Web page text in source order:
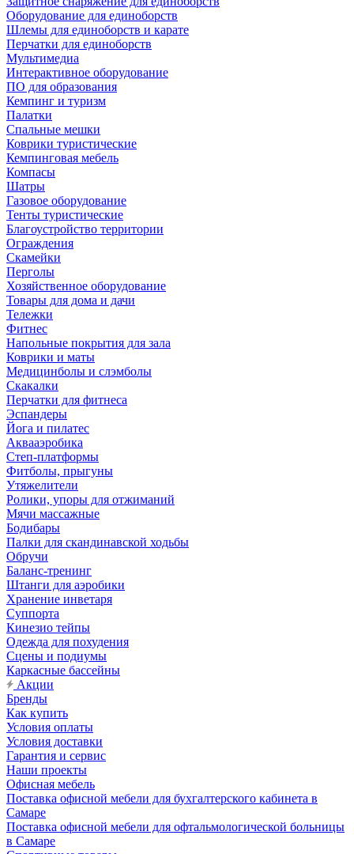
Оборудование для единоборств
Шлемы для единоборств и карате
Перчатки для единоборств
Мультимедиа
Интерактивное оборудование
ПО для образования
Кемпинг и туризм
Палатки
Спальные мешки
Коврики туристические
Кемпинговая мебель
Компасы
Шатры
Газовое оборудование
Тенты туристические
Благоустройство территории
Ограждения
Скамейки
Перголы
Хозяйственное оборудование
Товары для дома и дачи
Тележки
Фитнес
Напольные покрытия для зала
Коврики и маты
Медицинболы и слэмболы
Скакалки
Перчатки для фитнеса
Эспандеры
Йога и пилатес
Аквааэробика
Степ-платформы
Фитболы, прыгуны
Утяжелители
Ролики, упоры для отжиманий
Мячи массажные
Бодибары
Палки для скандинавской ходьбы
Обручи
Баланс-тренинг
Штанги для аэробики
Хранение инветаря
Суппорта
Кинезио тейпы
Одежда для похудения
Сцены и подиумы
Каркасные бассейны
Акции
Бренды
Как купить
Условия оплаты
Условия доставки
Гарантия и сервис
Наши проекты
Офисная мебель
Поставка офисной мебели для бухгалтерского кабинета в
Самаре
Поставка офисной мебели для офтальмологической больницы
в Самаре